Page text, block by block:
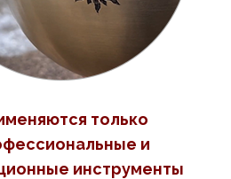
только
и
инструменты